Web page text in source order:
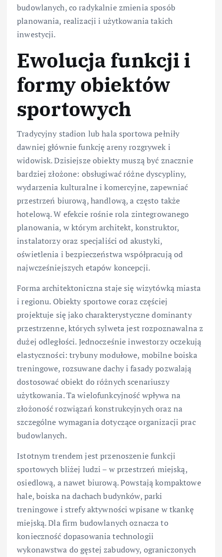
budowlanych, co radykalnie zmienia sposób
planowania, realizacji i użytkowania takich
inwestycji.
Ewolucja funkcji i
formy obiektów
sportowych
Tradycyjny stadion lub hala sportowa pełniły
dawniej głównie funkcję areny rozgrywek i
widowisk. Dzisiejsze obiekty muszą być znacznie
bardziej złożone: obsługiwać różne dyscypliny,
wydarzenia kulturalne i komercyjne, zapewniać
przestrzeń biurową, handlową, a często także
hotelową. W efekcie rośnie rola zintegrowanego
planowania, w którym architekt, konstruktor,
instalatorzy oraz specjaliści od akustyki,
oświetlenia i bezpieczeństwa współpracują od
najwcześniejszych etapów koncepcji.
Forma architektoniczna staje się wizytówką miasta
i regionu. Obiekty sportowe coraz częściej
projektuje się jako charakterystyczne dominanty
przestrzenne, których sylweta jest rozpoznawalna z
dużej odległości. Jednocześnie inwestorzy oczekują
elastyczności: trybuny modułowe, mobilne boiska
treningowe, rozsuwane dachy i fasady pozwalają
dostosować obiekt do różnych scenariuszy
użytkowania. Ta wielofunkcyjność wpływa na
złożoność rozwiązań konstrukcyjnych oraz na
szczególne wymagania dotyczące organizacji prac
budowlanych.
Istotnym trendem jest przenoszenie funkcji
sportowych bliżej ludzi – w przestrzeń miejską,
osiedlową, a nawet biurową. Powstają kompaktowe
hale, boiska na dachach budynków, parki
treningowe i strefy aktywności wpisane w tkankę
miejską. Dla firm budowlanych oznacza to
konieczność dopasowania technologii
wykonawstwa do gęstej zabudowy, ograniczonych